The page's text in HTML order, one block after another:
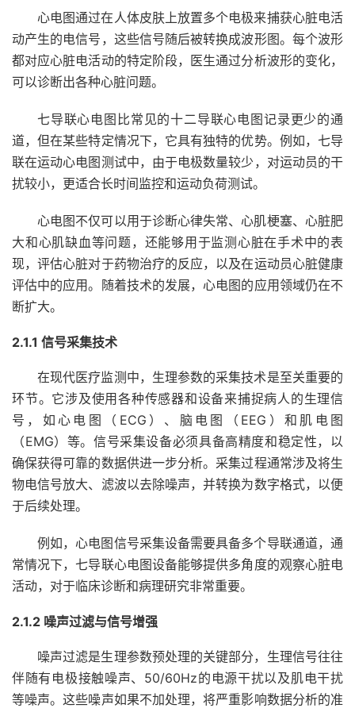
心电图通过在人体皮肤上放置多个电极来捕获心脏电活
动产生的电信号，这些信号随后被转换成波形图。每个波形
都对应心脏电活动的特定阶段，医生通过分析波形的变化，
可以诊断出各种心脏问题。
七导联心电图比常见的十二导联心电图记录更少的通
道，但在某些特定情况下，它具有独特的优势。例如，七导
联在运动心电图测试中，由于电极数量较少，对运动员的干
扰较小，更适合长时间监控和运动负荷测试。
心电图不仅可以用于诊断心律失常、心肌梗塞、心脏肥
大和心肌缺血等问题，还能够用于监测心脏在手术中的表
现，评估心脏对于药物治疗的反应，以及在运动员心脏健康
评估中的应用。随着技术的发展，心电图的应用领域仍在不
断扩大。
2.1.1 信号采集技术
在现代医疗监测中，生理参数的采集技术是至关重要的
环节。它涉及使用各种传感器和设备来捕捉病人的生理信
号，如心电图（ECG）、脑电图（EEG）和肌电图
（EMG）等。信号采集设备必须具备高精度和稳定性，以
确保获得可靠的数据供进一步分析。采集过程通常涉及将生
物电信号放大、滤波以去除噪声，并转换为数字格式，以便
于后续处理。
例如，心电图信号采集设备需要具备多个导联通道，通
常情况下，七导联心电图设备能够提供多角度的观察心脏电
活动，对于临床诊断和病理研究非常重要。
2.1.2 噪声过滤与信号增强
噪声过滤是生理参数预处理的关键部分，生理信号往往
伴随有电极接触噪声、50/60Hz的电源干扰以及肌电干扰
等噪声。这些噪声如果不加处理，将严重影响数据分析的准